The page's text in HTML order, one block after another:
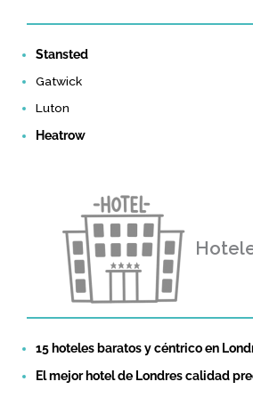
Stansted
Gatwick
Luton
Heatrow
15 hoteles baratos y céntrico en
El mejor hotel de Londres calidad